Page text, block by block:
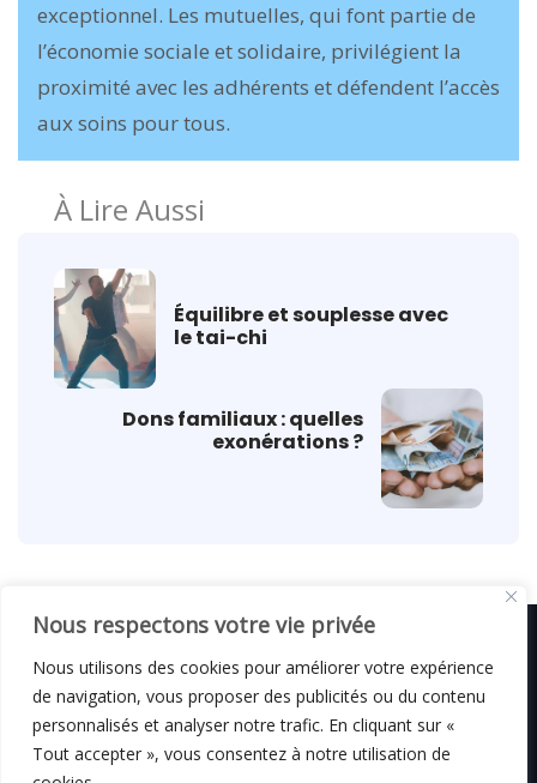
Nous respectons votre vie privée
Nous utilisons des cookies pour améliorer votre expérience
de navigation, vous proposer des publicités ou du contenu
personnalisés et analyser notre trafic. En cliquant sur «
Tout accepter », vous consentez à notre utilisation de
exceptionnel. Les mutuelles, qui font partie de
l’économie sociale et solidaire, privilégient la
proximité avec les adhérents et défendent l’accès
aux soins pour tous.
À Lire Aussi
Équilibre et souplesse avec
le tai-chi
Dons familiaux : quelles
exonérations ?
© C i E M2026
Mentions légales